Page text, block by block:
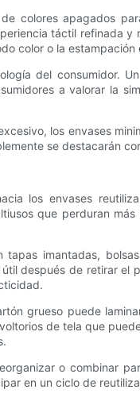
colores apagados
táctil refinada
color o la
del consumidor.
a valorar la
los envases
se destacarán
los envases
que perduran
imantadas,
después de retirar
grueso puede
de tela que
o combinar
en un ciclo de